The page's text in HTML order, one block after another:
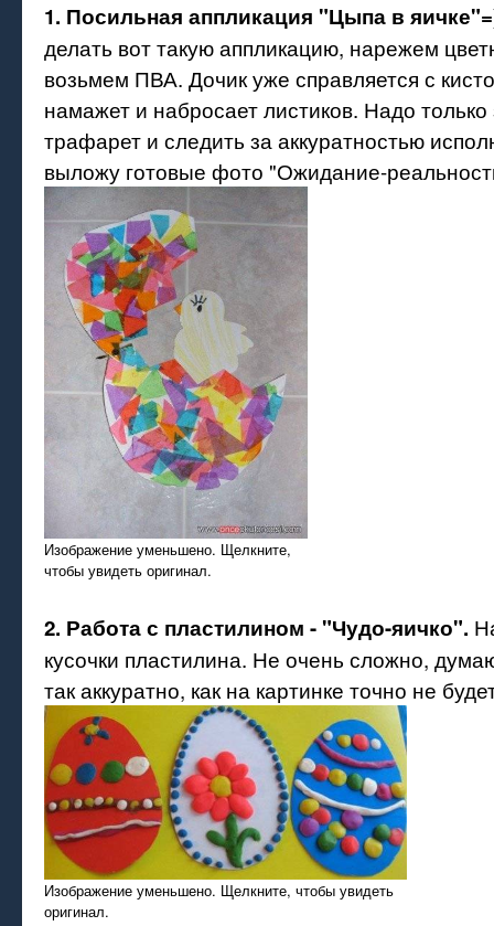
1. Посильная аппликация "Цыпа в
делать вот такую аппликацию, нарежем
возьмем ПВА. Дочик уже справляется с
намажет и набросает листиков. Надо только
трафарет и следить за аккуратностью
выложу готовые фото "Ожидание-
Изображение уменьшено. Щелкните,
чтобы увидеть оригинал.
2. Работа с пластилином - "Чудо-яичко".
кусочки пластилина. Не очень сложно,
так аккуратно, как на картинке точно не
Изображение уменьшено. Щелкните, чтобы увидеть
оригинал.